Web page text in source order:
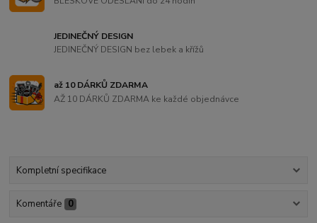
JEDINEČNÝ DESIGN
JEDINEČNÝ DESIGN bez lebek a křížů
až 10 DÁRKŮ ZDARMA
AŽ 10 DÁRKŮ ZDARMA ke každé objednávce
Kompletní specifikace
Komentáře 0